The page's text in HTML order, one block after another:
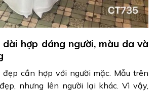
dài hợp dáng người, màu da và
đẹp cần hợp với người mặc. Mẫu trên
nhưng lên người lại khác. Vì vậy,